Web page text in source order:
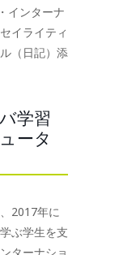
インターナ
イライティ
（日記）添
学習
ータ
2017年に
ぶ学生を支